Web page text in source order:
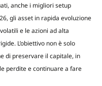
anche i migliori setup
gli asset in rapida evoluzione
e le azioni ad alta
L’obiettivo non è solo
di preservare il capitale, in
perdite e continuare a fare